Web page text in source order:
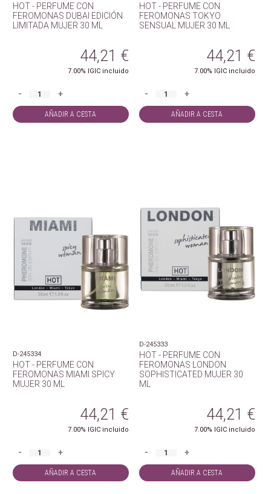
HOT - PERFUME CON
FEROMONAS DUBAI EDICIÓN
LIMITADA MUJER 30 ML
44,21 €
7.00% IGIC incluido
- +
AÑADIR A CESTA
HOT - PERFUME CON
FEROMONAS TOKYO
SENSUAL MUJER 30 ML
44,21 €
7.00% IGIC incluido
- +
AÑADIR A CESTA
D-245334
HOT - PERFUME CON
FEROMONAS MIAMI SPICY
MUJER 30 ML
44,21 €
7.00% IGIC incluido
- +
AÑADIR A CESTA
D-245333
HOT - PERFUME CON
FEROMONAS LONDON
SOPHISTICATED MUJER 30
ML
44,21 €
7.00% IGIC incluido
- +
AÑADIR A CESTA